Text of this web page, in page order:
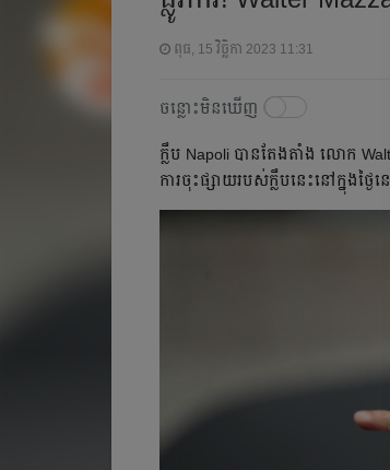
ពុធ, 15 វិច្ឆិកា 2023 11:31
ចន្លោះមិនឃើញ
ក្លឹប​ Napoli បាន​តែង​តាំង​ លោក​
ការ​ចុះ​ផ្សាយ​របស់​ក្លឹប​នេះ​នៅ​ក្នុង​ថ្ងៃ​ន